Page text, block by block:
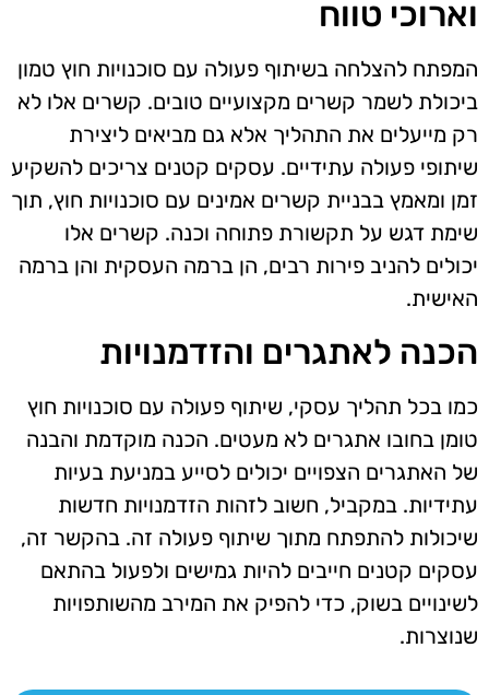
וארוכי טווח
המפתח להצלחה בשיתוף פעולה עם סוכנויות חוץ טמון
ביכולת לשמר קשרים מקצועיים טובים. קשרים אלו לא
רק מייעלים את התהליך אלא גם מביאים ליצירת
שיתופי פעולה עתידיים. עסקים קטנים צריכים להשקיע
זמן ומאמץ בבניית קשרים אמינים עם סוכנויות חוץ, תוך
שימת דגש על תקשורת פתוחה וכנה. קשרים אלו
יכולים להניב פירות רבים, הן ברמה העסקית והן ברמה
האישית.
הכנה לאתגרים והזדמנויות
כמו בכל תהליך עסקי, שיתוף פעולה עם סוכנויות חוץ
טומן בחובו אתגרים לא מעטים. הכנה מוקדמת והבנה
של האתגרים הצפויים יכולים לסייע במניעת בעיות
עתידיות. במקביל, חשוב לזהות הזדמנויות חדשות
שיכולות להתפתח מתוך שיתוף פעולה זה. בהקשר זה,
עסקים קטנים חייבים להיות גמישים ולפעול בהתאם
לשינויים בשוק, כדי להפיק את המירב מהשותפויות
שנוצרות.